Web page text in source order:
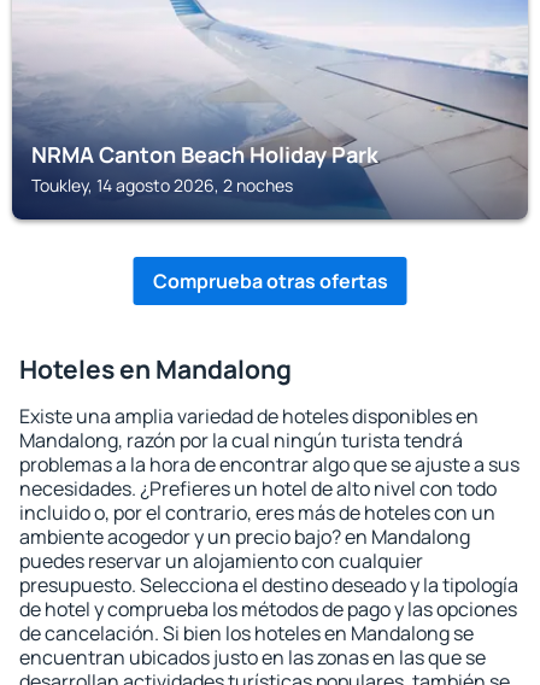
NRMA Canton Beach Holiday Park
Toukley, 14 agosto 2026, 2 noches
Comprueba otras ofertas
Hoteles en Mandalong
Existe una amplia variedad de hoteles disponibles en
Mandalong, razón por la cual ningún turista tendrá
problemas a la hora de encontrar algo que se ajuste a sus
necesidades. ¿Prefieres un hotel de alto nivel con todo
incluido o, por el contrario, eres más de hoteles con un
ambiente acogedor y un precio bajo? en Mandalong
puedes reservar un alojamiento con cualquier
presupuesto. Selecciona el destino deseado y la tipología
de hotel y comprueba los métodos de pago y las opciones
de cancelación. Si bien los hoteles en Mandalong se
encuentran ubicados justo en las zonas en las que se